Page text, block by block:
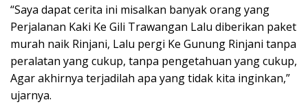
“Saya dapat cerita ini misalkan banyak orang yang
Perjalanan Kaki Ke Gili Trawangan Lalu diberikan paket
murah naik Rinjani, Lalu pergi Ke Gunung Rinjani tanpa
peralatan yang cukup, tanpa pengetahuan yang cukup,
Agar akhirnya terjadilah apa yang tidak kita inginkan,”
ujarnya.